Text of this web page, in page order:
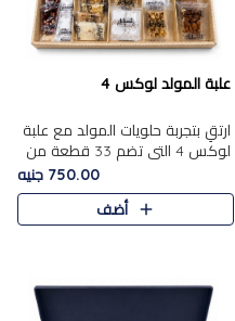
علبة المولد لوكس 4
ارتقِ بتجربة حلويات المولد مع علبة
لوكس 4 التي تضم 33 قطعة من
تشكيلة فاخرة ومتنوعة من أشهر
الأصناف الشرقية. تحتوي العلبة على
الجزرية بالفول،..
750.00 جنيه
أضف